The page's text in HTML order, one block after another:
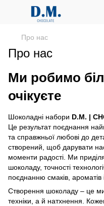
Про нас
Про нас
Ми робимо
очікуєте
Шоколадні набори D.M. |
Це результат поєднання
та справжньої любові до
створений, щоб дарувати
моменти радості. Ми
шоколаду, точності
поєднанню смаків, ароматів
Створення шоколаду – це
техніки, а й натхнення.